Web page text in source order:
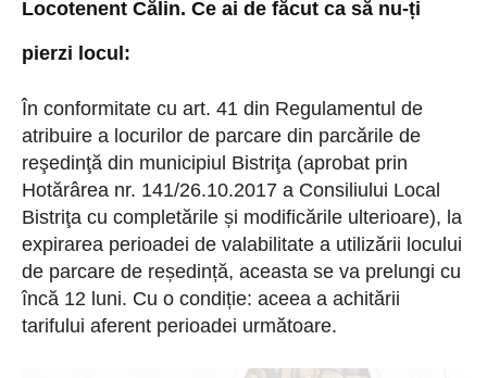
Locotenent Călin. Ce ai de făcut ca să nu-ți
pierzi locul:
În conformitate cu art. 41 din Regulamentul de
atribuire a locurilor de parcare din parcările de
reşedinţă din municipiul Bistriţa (aprobat prin
Hotărârea nr. 141/26.10.2017 a Consiliului Local
Bistriţa cu completările și modificările ulterioare), la
expirarea perioadei de valabilitate a utilizării locului
de parcare de reședință, aceasta se va prelungi cu
încă 12 luni. Cu o condiție: aceea a achitării
tarifului aferent perioadei următoare.